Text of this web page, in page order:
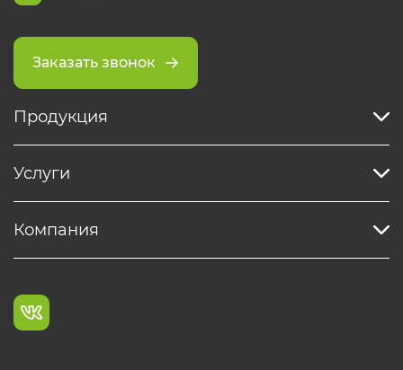
Заказать звонок
Продукция
Услуги
Компания